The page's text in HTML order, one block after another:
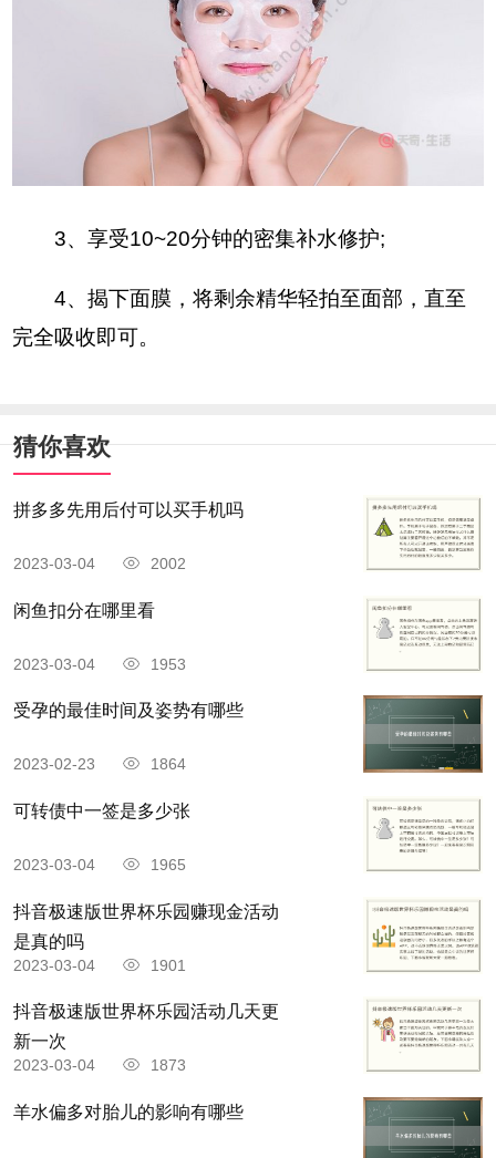
3、享受10~20分钟的密集补水修护;
4、揭下面膜，将剩余精华轻拍至面部，直至
完全吸收即可。
猜你喜欢
拼多多先用后付可以买手机吗
2023-03-04 2002
闲鱼扣分在哪里看
2023-03-04 1953
受孕的最佳时间及姿势有哪些
2023-02-23 1864
可转债中一签是多少张
2023-03-04 1965
​抖音极速版世界杯乐园赚现金活动
是真的吗
2023-03-04 1901
抖音极速版世界杯乐园活动几天更
新一次
2023-03-04 1873
羊水偏多对胎儿的影响有哪些